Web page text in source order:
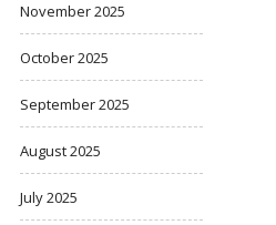
November 2025
October 2025
September 2025
August 2025
July 2025